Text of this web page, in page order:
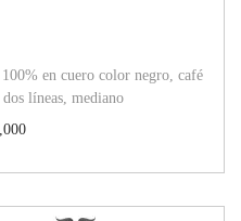
en cuero color negro, café
líneas, mediano